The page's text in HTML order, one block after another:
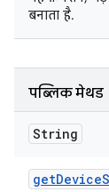
बनाता है.
पब्लिक मेथड
String
getDevice